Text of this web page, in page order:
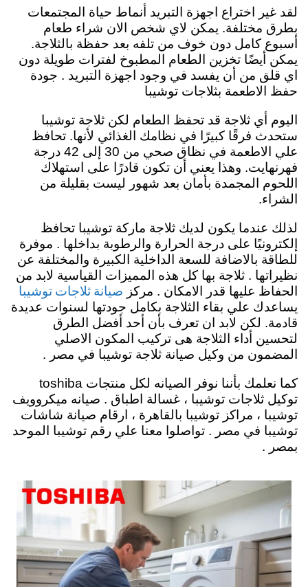
لقد غير اختراع اجهزة التبريد أنماط حياة المجتمعات
بطرق مختلفة. يمكن لاي شخص الان شراء طعام
أسبوع كامل دون خوف من تلفه بعد حفظة بالثلاجة.
يمكن أيضًا تخزين الطعام المطبوخ لفترات طويلة دون
اي قلق من أن يفسد في وجود اجهزة التبريد . جودة
حفظ الاطعمة بثلاجات توشيبا
اليوم أي ثلاجة قد تحفظ الطعام لكن ثلاجة توشيبا
ستحدث فرقًا كبيرًا في نظامك الغذائي لأنها. تحافظ
علي الاطعمة في نظاق صحي من 30 إلى 42 درجة
فهرنهايت. وهذا يعني أن تكون قادرًا على استهلاك
اللحوم المجمدة بأمان بعد شهور ليست بقليلة من
الشراء.
لذلك عندما يكون لديك ثلاجة ماركة توشيبا تحافظ
إلكترونيًا على درجة الحرارة والرطوبة بداخلها . موفرة
للطاقة بالاضافة للسعة الداخلية الكبيرة والمختلفة عن
نظيراتها . ثلاجة بها كل هذه المميزات القياسية لابد من
الحفاظ عليها قدر الامكان . مركز صيانة ثلاجات توشيبا
يساعدك علي بقاء الثلاجة بكامل جودتها لسنوات عديدة
قادمة. لكن لابد ان تعرف بأن أحد أفضل الطرق
لتحسين أداء الثلاجة هى تركيب المكون الاصلي
المضمون من وكيل صيانة ثلاجة توشيبا في مصر .
كما نعلمك بأننا نوفر الصيانه لكل منتجات toshiba
توكيل ثلاجات توشيبا ، غسالة اطباق . صيانه ميكروويف
توشيبا ، مراكز توشيبا بالقاهرة ، ارقام صيانة شاشات
توشيبا في مصر . تواصلوا معنا علي رقم توشيبا الموحد
بمصر .